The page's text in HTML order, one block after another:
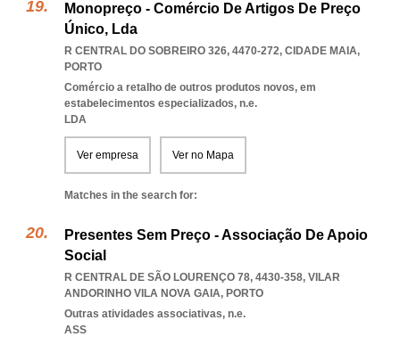
Monopreço - Comércio De Artigos De Preço
Único, Lda
R CENTRAL DO SOBREIRO 326, 4470-272, CIDADE MAIA,
PORTO
Comércio a retalho de outros produtos novos, em
estabelecimentos especializados, n.e.
LDA
Ver empresa Ver no Mapa
Matches in the search for:
Presentes Sem Preço - Associação De Apoio
Social
R CENTRAL DE SÃO LOURENÇO 78, 4430-358, VILAR
ANDORINHO VILA NOVA GAIA, PORTO
Outras atividades associativas, n.e.
ASS